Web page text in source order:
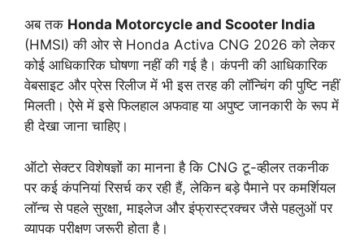
अब तक Honda Motorcycle and Scooter India
(HMSI) की ओर से Honda Activa CNG 2026 को लेकर
कोई आधिकारिक घोषणा नहीं की गई है। कंपनी की आधिकारिक
वेबसाइट और प्रेस रिलीज में भी इस तरह की लॉन्चिंग की पुष्टि नहीं
मिलती। ऐसे में इसे फिलहाल अफवाह या अपुष्ट जानकारी के रूप में
ही देखा जाना चाहिए।
ऑटो सेक्टर विशेषज्ञों का मानना है कि CNG टू-व्हीलर तकनीक
पर कई कंपनियां रिसर्च कर रही हैं, लेकिन बड़े पैमाने पर कमर्शियल
लॉन्च से पहले सुरक्षा, माइलेज और इंफ्रास्ट्रक्चर जैसे पहलुओं पर
व्यापक परीक्षण जरूरी होता है।